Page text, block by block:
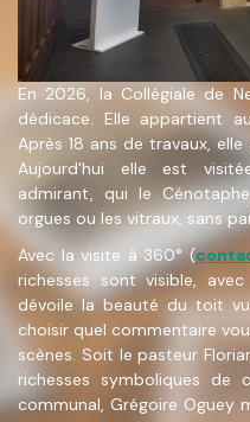
En 2026, la Collégiale de
dédicace. Elle appartient
Après 18 ans de travaux,
Aujourd'hui elle est
admirant, qui le
orgues ou les vitraux, sans
Avec la visite à 360° (
richesses sont visible,
dévoile la beauté du toit
choisir quel commentaire
scènes. Soit le pasteur
richesses symboliques de
communal, Grégoire Oguey